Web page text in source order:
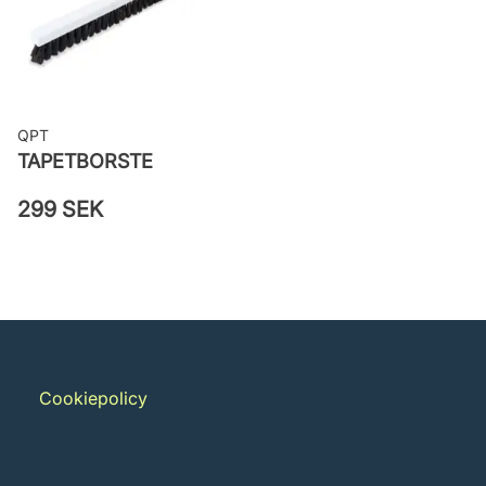
QPT
TAPETBORSTE
299 SEK
Cookiepolicy